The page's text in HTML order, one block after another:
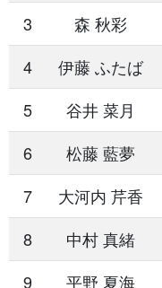
3
森 秋彩
4
伊藤 ふたば
5
谷井 菜月
6
松藤 藍夢
7
大河内 芹香
8
中村 真緒
9
平野 夏海